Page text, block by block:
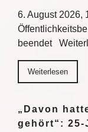
6. August 2026,
beendet
Weiterlesen
„Davon
gehört“: